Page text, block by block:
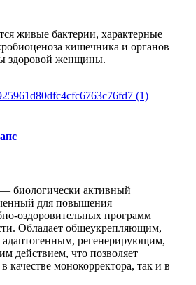
живые бактерии, характерные
кишечника и органов
здоровой женщины.
активный
для повышения
оздоровительных программ
Обладает общеукрепляющим,
регенерирующим,
действием, что позволяет
качестве монокорректора, так и в